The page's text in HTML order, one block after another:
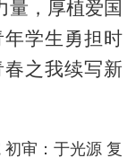
量，厚植爱国
学生勇担时
之我续写新
初审：于光源 复